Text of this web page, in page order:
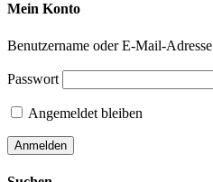
Mein Konto
Benutzername oder E-Mail-Adresse
Passwort
Angemeldet bleiben